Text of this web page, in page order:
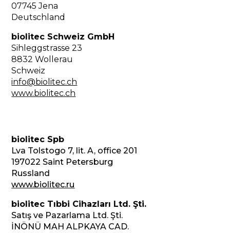
07745 Jena
Deutschland
biolitec Schweiz GmbH
Sihleggstrasse 23
8832 Wollerau
Schweiz
info@biolitec.ch
www.biolitec.ch
biolitec Spb
Lva Tolstogo 7, lit. A, office 201
197022 Saint Petersburg
Russland
www.biolitec.ru
biolitec Tıbbi Cihazları Ltd. Şti.
Satış ve Pazarlama Ltd. Şti.
İNÖNÜ MAH ALPKAYA CAD.